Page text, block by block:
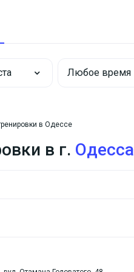
Любое время
в Одессе
в г. Одесса